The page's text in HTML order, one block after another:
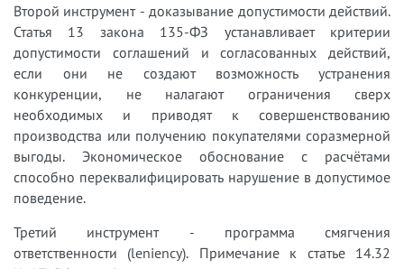
Второй инструмент - доказывание допустимости действий.
Статья 13 закона 135-ФЗ устанавливает критерии
допустимости соглашений и согласованных действий,
если они не создают возможность устранения
конкуренции, не налагают ограничения сверх
необходимых и приводят к совершенствованию
производства или получению покупателями соразмерной
выгоды. Экономическое обоснование с расчётами
способно переквалифицировать нарушение в допустимое
поведение.
Третий инструмент - программа смягчения
ответственности (leniency). Примечание к статье 14.32